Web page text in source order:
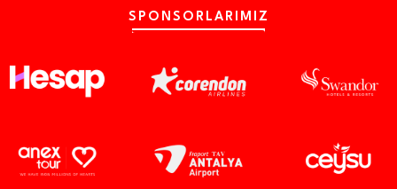
SPONSORLARIMIZ